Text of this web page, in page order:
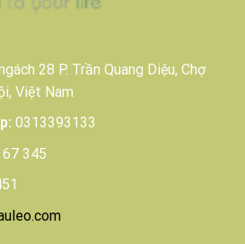
28 P. Trần Quang Diệu, Chợ
Việt Nam
0313393133
345